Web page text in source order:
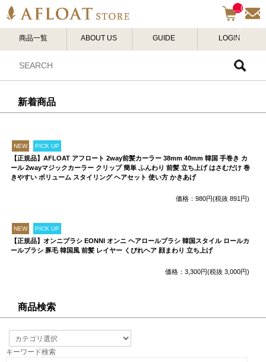
__I
TM
_C
NT
商品一覧 ABOUT US GUIDE LOGIN
新着商品
NEW PICK UP
【正規品】AFLOAT アフロート 2way前髪カーラー 38mm 40mm 韓国 手巻き カ
ール 2wayマジックカーラー クリップ 簡単 ふんわり 前髪 立ち上げ はさむだけ 巻
きやすい ボリューム スタイリング ヘアセット 使い方 かきあげ
価格：980円(税抜 891円)
NEW PICK UP
【正規品】オンニブラシ EONNI オンニ ヘアロールブラシ 韓国スタイル ロールカ
ールブラシ 豚毛 韓国風 前髪 レイヤー くびれヘア 顔まわり 立ち上げ
価格：3,300円(税抜 3,000円)
商品検索
キーワード検索